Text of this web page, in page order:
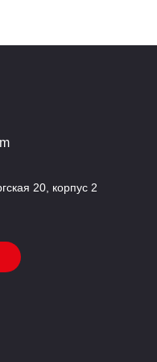
20, корпус 2